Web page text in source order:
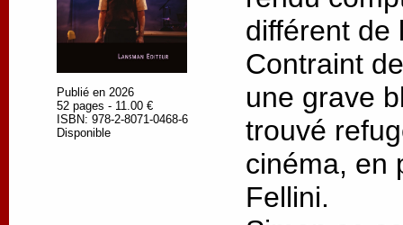
Publié en 2026
52 pages - 11.00 €
ISBN: 978-2-8071-0468-6
Disponible
différent de
Contraint
une grave
trouvé
cinéma, en
Fellini.